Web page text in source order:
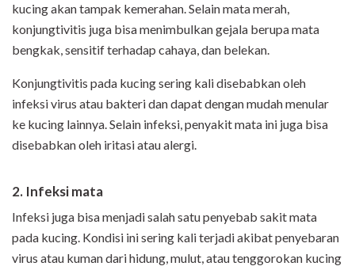
kucing akan tampak kemerahan. Selain mata merah,
konjungtivitis juga bisa menimbulkan gejala berupa mata
bengkak, sensitif terhadap cahaya, dan belekan.
Konjungtivitis pada kucing sering kali disebabkan oleh
infeksi virus atau bakteri dan dapat dengan mudah menular
ke kucing lainnya. Selain infeksi, penyakit mata ini juga bisa
disebabkan oleh iritasi atau alergi.
2. Infeksi mata
Infeksi juga bisa menjadi salah satu penyebab sakit mata
pada kucing. Kondisi ini sering kali terjadi akibat penyebaran
virus atau kuman dari hidung, mulut, atau tenggorokan kucing